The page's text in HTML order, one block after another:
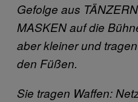
Gefolge aus
MASKEN auf die
aber kleiner und
den Füßen.
Sie tragen Waffen: